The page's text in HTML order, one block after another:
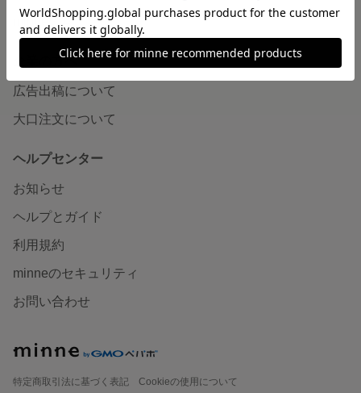
minneの本
企業の方へ
広告出稿について
大口注文について
ヘルプセンター
お知らせ
ヘルプとガイド
利用規約
minneのセキュリティ
お問い合わせ
特定商取引法に基づく表記
Cookieの使用について